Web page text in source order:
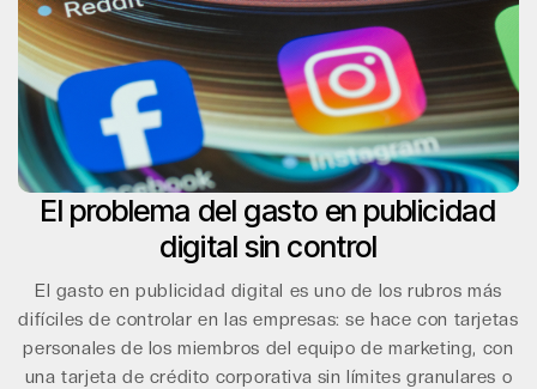
El problema del gasto en publicidad
digital sin control
El gasto en publicidad digital es uno de los rubros más
difíciles de controlar en las empresas: se hace con tarjetas
personales de los miembros del equipo de marketing, con
una tarjeta de crédito corporativa sin límites granulares o